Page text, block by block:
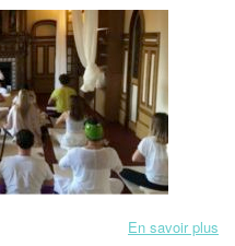
En savoir plus